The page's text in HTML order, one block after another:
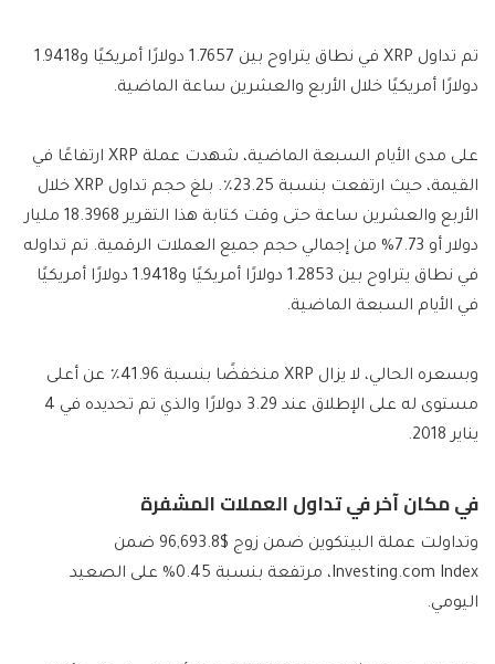
تم تداول XRP في نطاق يتراوح بين 1.7657 دولارًا أمريكيًا و1.9418
دولارًا أمريكيًا خلال الأربع والعشرين ساعة الماضية.
على مدى الأيام السبعة الماضية، شهدت عملة XRP ارتفاعًا في
القيمة، حيث ارتفعت بنسبة 23.25٪. بلغ حجم تداول XRP خلال
الأربع والعشرين ساعة حتى وقت كتابة هذا التقرير 18.3968 مليار
دولار أو 7.73% من إجمالي حجم جميع العملات الرقمية. تم تداوله
في نطاق يتراوح بين 1.2853 دولارًا أمريكيًا و1.9418 دولارًا أمريكيًا
في الأيام السبعة الماضية.
وبسعره الحالي، لا يزال XRP منخفضًا بنسبة 41.96٪ عن أعلى
مستوى له على الإطلاق عند 3.29 دولارًا والذي تم تحديده في 4
يناير 2018.
في مكان آخر في تداول العملات المشفرة
وتداولت عملة البيتكوين ضمن زوج $96,693.8 ضمن
Investing.com Index، مرتفعة بنسبة 0.45% على الصعيد
اليومي.